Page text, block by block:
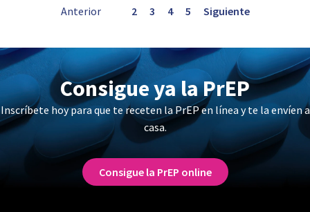
Anterior 2 3 4 5 Siguiente
Consigue ya la PrEP
Inscríbete hoy para que te receten la PrEP en línea y te la envíen a
casa.
Consigue la PrEP online